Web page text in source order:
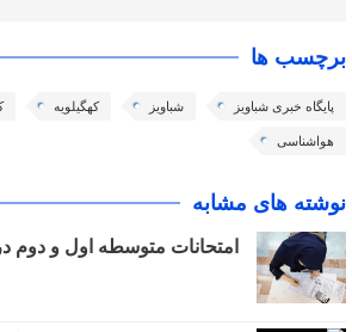
برچسب ها
پایگاه خبری شباویز شباویز کهگیلویه
هواشناسی
نوشته های مشابه
امتحانات متوسطه اول و دوم